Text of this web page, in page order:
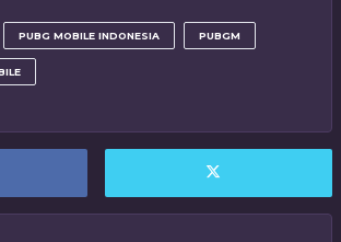
PUBG MOBILE INDONESIA PUBGM